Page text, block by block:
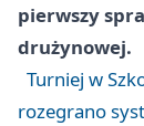
pierwszy
drużynowej.
Turniej w
rozegrano